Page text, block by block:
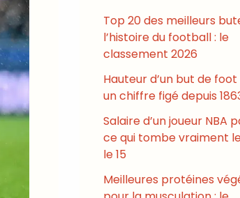
Top 20 des meilleurs
l’histoire du football : le
classement 2026
Hauteur d’un but de foot
un chiffre figé depuis
Salaire d’un joueur NBA
ce qui tombe vraiment
le 15
Meilleures protéines